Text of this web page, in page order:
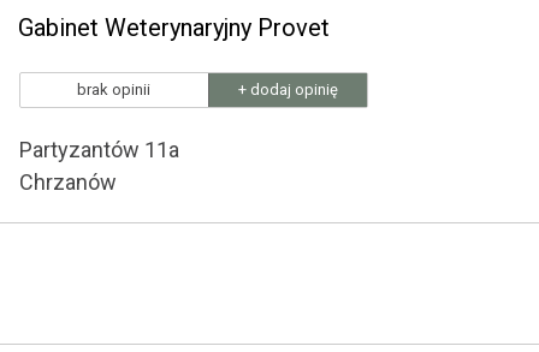
Gabinet Weterynaryjny Provet
brak opinii + dodaj opinię
Partyzantów 11a
Chrzanów